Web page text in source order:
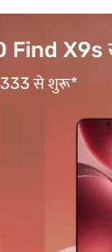
Pro
तक की अवधि